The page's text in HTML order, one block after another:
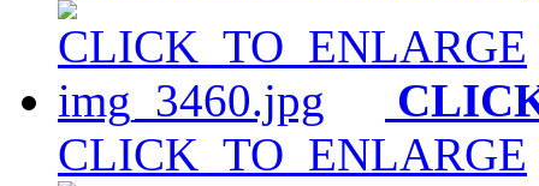
CLICK_TO_ENLARGE